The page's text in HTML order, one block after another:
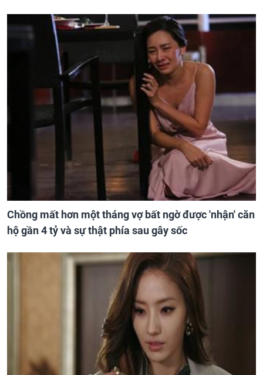
Chồng mất hơn một tháng vợ bất ngờ được 'nhận' căn
hộ gần 4 tỷ và sự thật phía sau gây sốc